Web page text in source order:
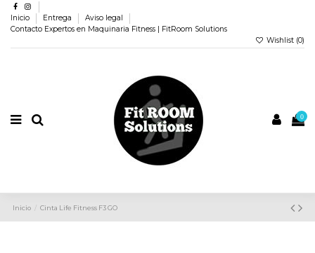
Inicio Entrega
Aviso legal
Contacto Expertos en Maquinaria Fitness | FitRoom Solutions
Wishlist (0)
0
Inicio Cinta Life Fitness F3 GO